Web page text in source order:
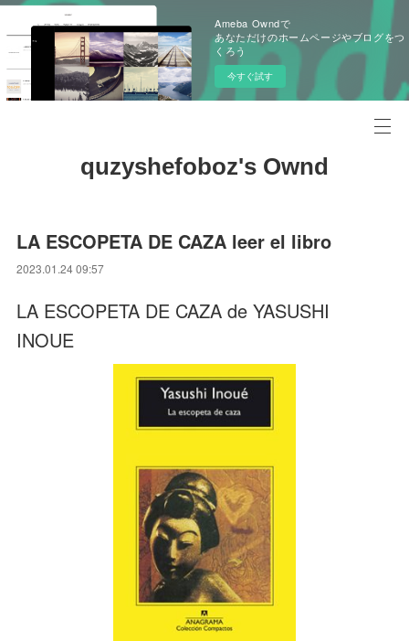
Ameba Owndで
あなただけのホームページやブログをつ
くろう
今すぐ試す
quzyshefoboz's Ownd
LA ESCOPETA DE CAZA leer el libro
2023.01.24 09:57
LA ESCOPETA DE CAZA de YASUSHI
INOUE